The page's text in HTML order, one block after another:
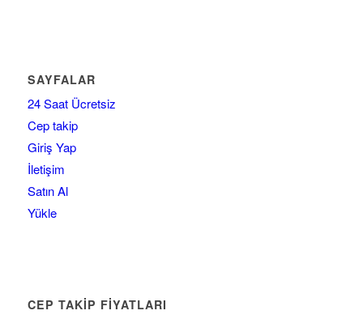
SAYFALAR
24 Saat Ücretsiz
Cep takip
Giriş Yap
İletişim
Satın Al
Yükle
CEP TAKİP FİYATLARI